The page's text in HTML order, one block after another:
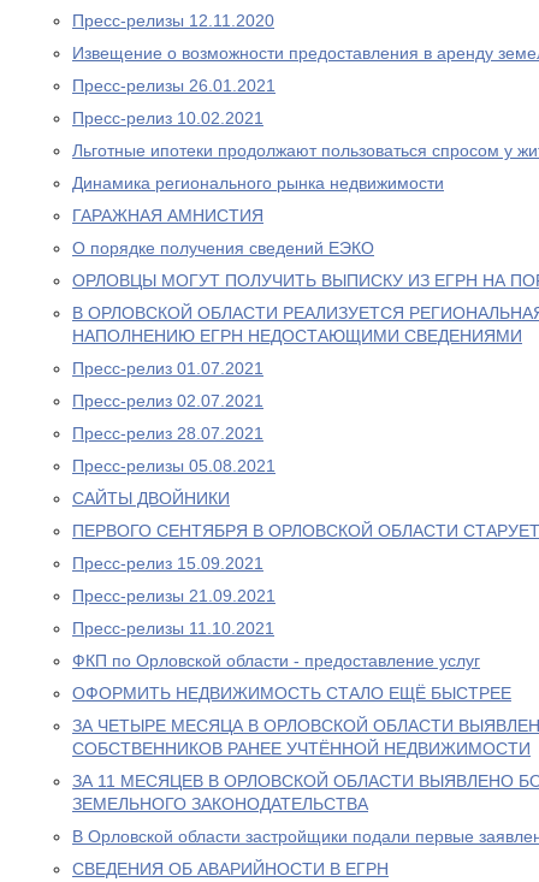
Пресс-релизы 12.11.2020
Извещение о возможности предоставления в аренду
Пресс-релизы 26.01.2021
Пресс-релиз 10.02.2021
Льготные ипотеки продолжают пользоваться спросом у
Динамика регионального рынка недвижимости
ГАРАЖНАЯ АМНИСТИЯ
О порядке получения сведений ЕЭКО
ОРЛОВЦЫ МОГУТ ПОЛУЧИТЬ ВЫПИСКУ ИЗ ЕГРН НА
В ОРЛОВСКОЙ ОБЛАСТИ РЕАЛИЗУЕТСЯ
НАПОЛНЕНИЮ ЕГРН НЕДОСТАЮЩИМИ СВЕДЕНИЯМИ
Пресс-релиз 01.07.2021
Пресс-релиз 02.07.2021
Пресс-релиз 28.07.2021
Пресс-релизы 05.08.2021
САЙТЫ ДВОЙНИКИ
ПЕРВОГО СЕНТЯБРЯ В ОРЛОВСКОЙ ОБЛАСТИ
Пресс-релиз 15.09.2021
Пресс-релизы 21.09.2021
Пресс-релизы 11.10.2021
ФКП по Орловской области - предоставление услуг
ОФОРМИТЬ НЕДВИЖИМОСТЬ СТАЛО ЕЩЁ БЫСТРЕЕ
ЗА ЧЕТЫРЕ МЕСЯЦА В ОРЛОВСКОЙ ОБЛАСТИ
СОБСТВЕННИКОВ РАНЕЕ УЧТЁННОЙ НЕДВИЖИМОСТИ
ЗА 11 МЕСЯЦЕВ В ОРЛОВСКОЙ ОБЛАСТИ ВЫЯВЛЕНО
ЗЕМЕЛЬНОГО ЗАКОНОДАТЕЛЬСТВА
В Орловской области застройщики подали первые
СВЕДЕНИЯ ОБ АВАРИЙНОСТИ В ЕГРН